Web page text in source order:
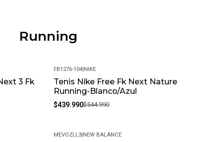
Running
3 Fk
-19%
FB1276-104|NIKE
Tenis Nike Free Fk Next Nature
Running-Blanco/Azul
$439.990$544.990
MEVOZLL3|NEW BALANCE